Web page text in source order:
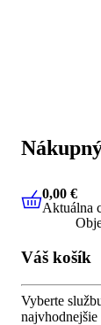
0,00 €
0,00 €
Aktuálna
Váš košík
Vyberte
najvhodnejšie